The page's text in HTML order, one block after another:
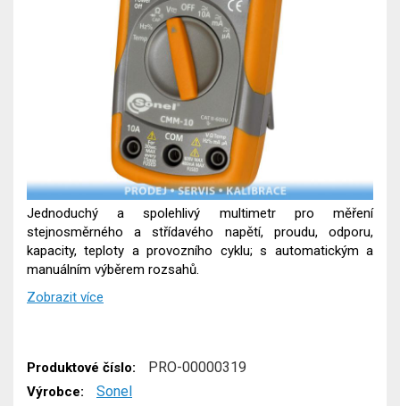
Jednoduchý a spolehlivý multimetr pro měření
stejnosměrného a střídavého napětí, proudu, odporu,
kapacity, teploty a provozního cyklu; s automatickým a
manuálním výběrem rozsahů.
Zobrazit více
Produktové číslo: PRO-00000319
Výrobce: Sonel